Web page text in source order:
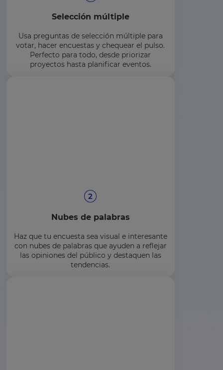
Selección múltiple
Usa preguntas de selección múltiple para
votar, hacer encuestas y chequear el pulso.
Perfecto para todo, desde priorizar
proyectos hasta planificar eventos.
Nubes de palabras
Haz que tu encuesta sea visual e interesante
con nubes de palabras que ayuden a reflejar
las opiniones del público y destaquen las
tendencias.